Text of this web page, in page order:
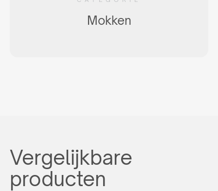
Mokken
Vergelijkbare
producten